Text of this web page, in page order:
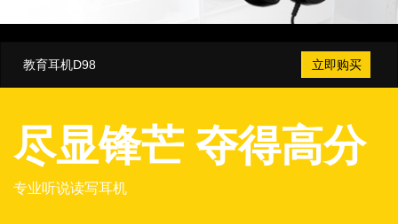
教育耳机D98 立即购买
尽显锋芒 夺得高分
专业听说读写耳机